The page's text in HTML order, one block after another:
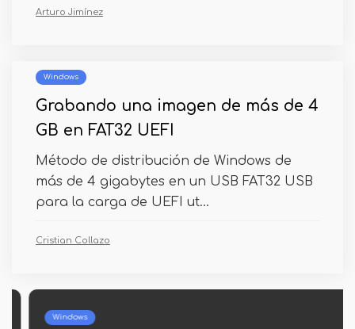
Arturo Jimínez
Windows
Grabando una imagen de más de 4
GB en FAT32 UEFI
Método de distribución de Windows de
más de 4 gigabytes en un USB FAT32 USB
para la carga de UEFI ut...
Cristian Collazo
Windows